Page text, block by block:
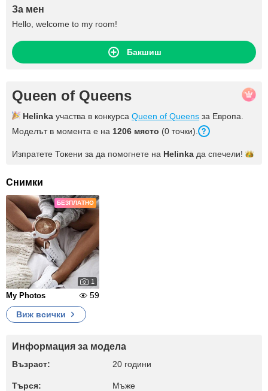
За мен
Hello, welcome to my room!
Бакшиш
Queen of Queens
Helinka участва в конкурса Queen of Queens за Европа.
Моделът в момента е на 1206 място (0 точки).
Изпратете Токени за да помогнете на Helinka да спечели!
Снимки
БЕЗПЛАТНО
1
My Photos
59
Виж всички
Информация за модела
Възраст: 20 години
Търся: Мъже